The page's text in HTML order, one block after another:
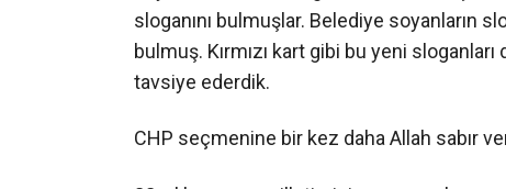
sloganını bulmuşlar. Belediye soyanların
bulmuş. Kırmızı kart gibi bu yeni
tavsiye ederdik.
CHP seçmenine bir kez daha Allah sabır